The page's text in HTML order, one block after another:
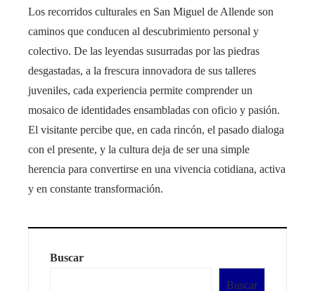
Los recorridos culturales en San Miguel de Allende son
caminos que conducen al descubrimiento personal y
colectivo. De las leyendas susurradas por las piedras
desgastadas, a la frescura innovadora de sus talleres
juveniles, cada experiencia permite comprender un
mosaico de identidades ensambladas con oficio y pasión.
El visitante percibe que, en cada rincón, el pasado dialoga
con el presente, y la cultura deja de ser una simple
herencia para convertirse en una vivencia cotidiana, activa
y en constante transformación.
Buscar
Buscar